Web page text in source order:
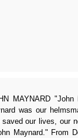
MAYNARD
was our
our lives, our
Maynard." From